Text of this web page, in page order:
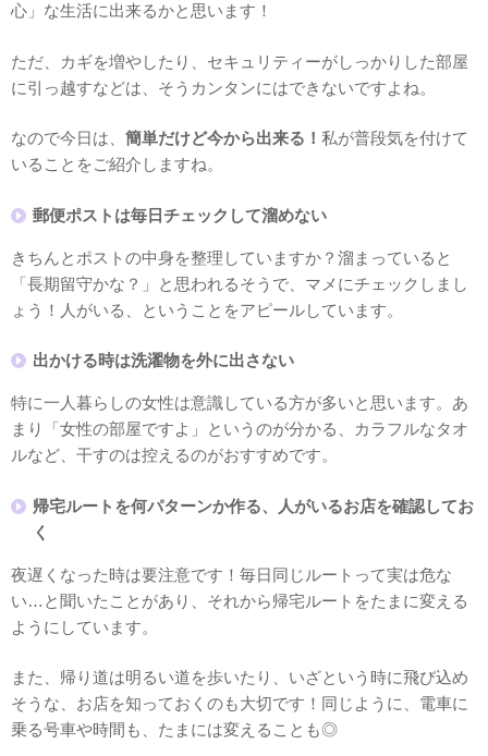
心」な生活に出来るかと思います！
ただ、カギを増やしたり、セキュリティーがしっかりした部屋
に引っ越すなどは、そうカンタンにはできないですよね。
なので今日は、 簡単だけど今から出来る！ 私が普段気を付けて
いることをご紹介しますね。
郵便ポストは毎日チェックして溜めない
きちんとポストの中身を整理していますか？溜まっていると
「長期留守かな？」と思われるそうで、マメにチェックしまし
ょう！人がいる、ということをアピールしています。
出かける時は洗濯物を外に出さない
特に一人暮らしの女性は意識している方が多いと思います。あ
まり「女性の部屋ですよ」というのが分かる、カラフルなタオ
ルなど、干すのは控えるのがおすすめです。
帰宅ルートを何パターンか作る、人がいるお店を確認してお
く
夜遅くなった時は要注意です！毎日同じルートって実は危な
い…と聞いたことがあり、それから帰宅ルートをたまに変える
ようにしています。
また、帰り道は明るい道を歩いたり、いざという時に飛び込め
そうな、お店を知っておくのも大切です！同じように、電車に
乗る号車や時間も、たまには変えることも◎